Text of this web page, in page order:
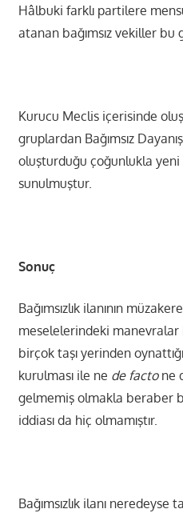
Hâlbuki farklı partilere
atanan bağımsız vekiller bu
Kurucu Meclis içerisinde
gruplardan Bağımsız
oluşturduğu çoğunlukla yeni
sunulmuştur.
Sonuç
Bağımsızlık ilanının
meselelerindeki
birçok taşı yerinden
kurulması ile ne de facto ne
gelmemiş olmakla beraber
iddiası da hiç olmamıştır.
Bağımsızlık ilanı